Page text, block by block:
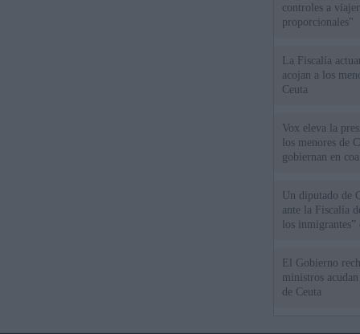
controles a
proporcionales"
La Fiscalía
acojan a los
Ceuta
Vox eleva la
los menores de
gobiernan en
Un diputado de
ante la Fiscalía
los inmigrantes”
El Gobierno
ministros
de Ceuta